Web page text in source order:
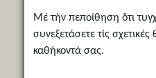
Μέ τήν πεποίθηση ὅτι
συνεξετάσετε τίς
καθήκοντά σας.